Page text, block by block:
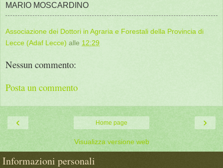
MARIO MOSCARDINO
Associazione dei Dottori in Agraria e Forestali della Provincia di
Lecce (Adaf Lecce) alle 12:29
Nessun commento:
Posta un commento
‹ ›
Home page
Visualizza versione web
Informazioni personali